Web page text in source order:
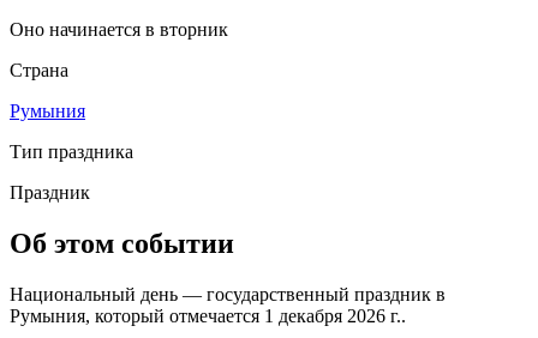
Оно начинается в вторник
Страна
Румыния
Тип праздника
Праздник
Об этом событии
Национальный день — государственный праздник в
Румыния, который отмечается 1 декабря 2026 г..